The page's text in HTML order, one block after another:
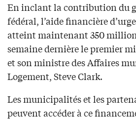
En inclant la contribution du
fédéral, l’aide financière
atteint maintenant 350
semaine dernière le premier
et son ministre des Affaires
Logement, Steve Clark.
Les municipalités et les
peuvent accéder à ce